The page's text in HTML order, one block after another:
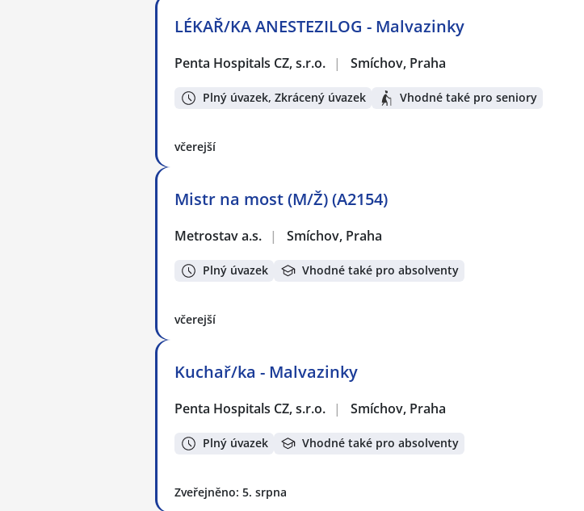
LÉKAŘ/KA ANESTEZILOG - Malvazinky
Penta Hospitals CZ, s.r.o. | Smíchov, Praha
Plný úvazek, Zkrácený úvazek Vhodné také pro seniory
včerejší
Mistr na most (M/Ž) (A2154)
Metrostav a.s. | Smíchov, Praha
Plný úvazek Vhodné také pro absolventy
včerejší
Kuchař/ka - Malvazinky
Penta Hospitals CZ, s.r.o. | Smíchov, Praha
Plný úvazek Vhodné také pro absolventy
Zveřejněno: 5. srpna